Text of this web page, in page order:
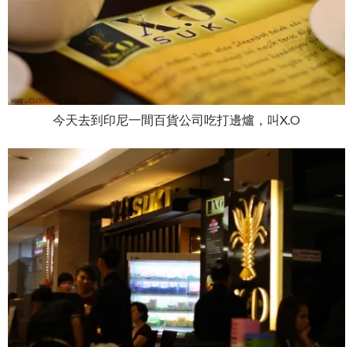
今天去到印尼一間百貨公司吃打邊爐，叫X.O